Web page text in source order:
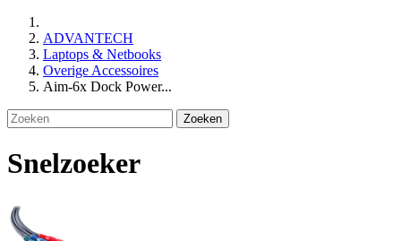
ADVANTECH
Laptops & Netbooks
Overige Accessoires
Aim-6x Dock Power...
Zoeken
Snelzoeker